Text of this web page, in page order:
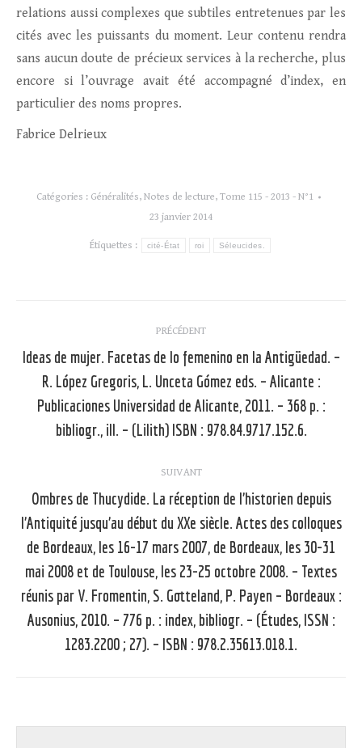
relations aussi complexes que subtiles entretenues par les
cités avec les puissants du moment. Leur contenu rendra
sans aucun doute de précieux services à la recherche, plus
encore si l’ouvrage avait été accompagné d’index, en
particulier des noms propres.
Fabrice Delrieux
Catégories : Généralités, Notes de lecture, Tome 115 - 2013 - N°1
23 janvier 2014
Étiquettes : cité-État roi Séleucides.
article
PRÉCÉDENT
Article
précédent
:
Ideas de mujer. Facetas de lo femenino en la Antigüedad. –
R. López Gregoris, L. Unceta Gómez eds. – Alicante :
Publicaciones Universidad de Alicante, 2011. – 368 p. :
bibliogr., ill. – (Lilith) ISBN : 978.84.9717.152.6.
SUIVANT
Article
suivant
:
Ombres de Thucydide. La réception de l’historien depuis
l’Antiquité jusqu’au début du XXe siècle. Actes des colloques
de Bordeaux, les 16-17 mars 2007, de Bordeaux, les 30-31
mai 2008 et de Toulouse, les 23-25 octobre 2008. – Textes
réunis par V. Fromentin, S. Gotteland, P. Payen – Bordeaux :
Ausonius, 2010. – 776 p. : index, bibliogr. – (Études, ISSN :
1283.2200 ; 27). – ISBN : 978.2.35613.018.1.